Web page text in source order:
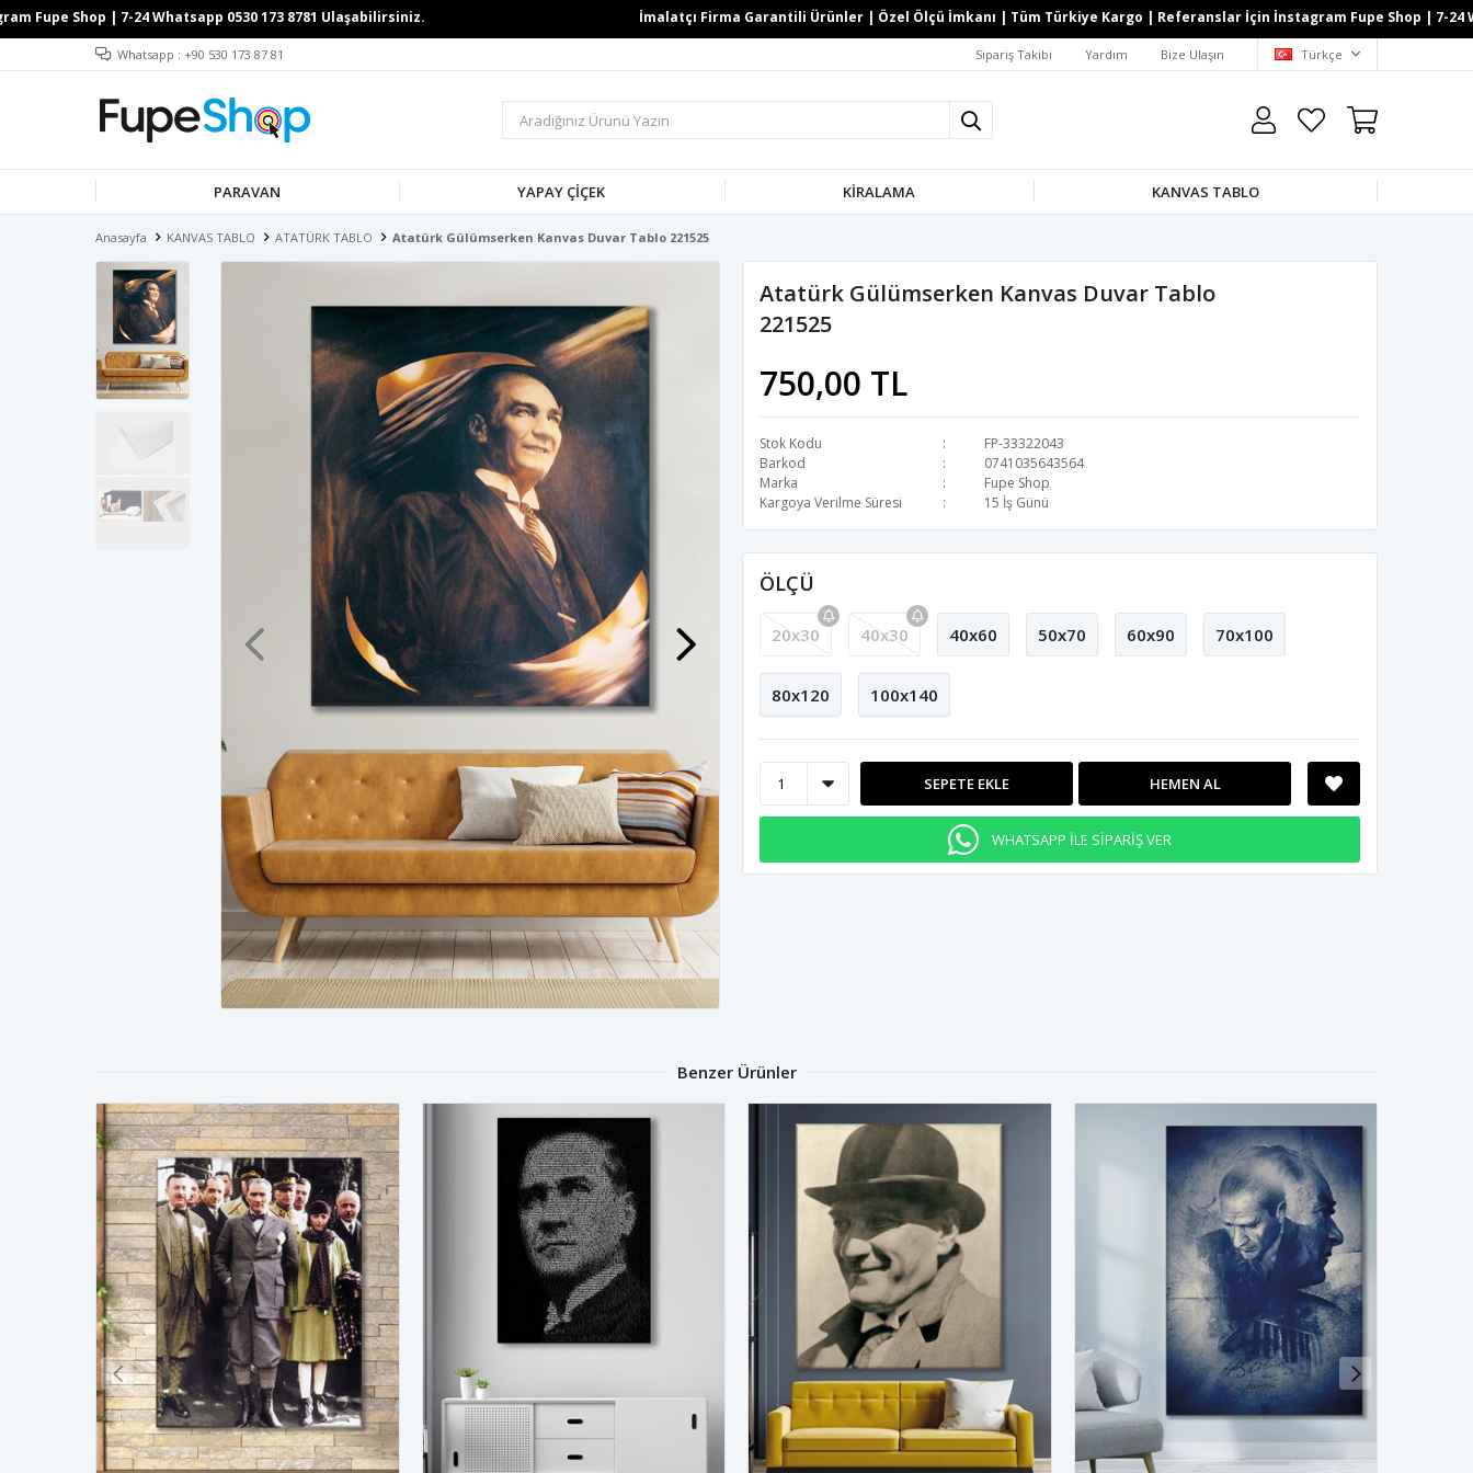
İmalatçı Firma Garantili Ürünler | Özel Ölçü İmkanı | Tüm Türkiye Kargo | Referanslar İçin İnstagram Fupe Shop | 7-24
Whatsapp : +90 530 173 87 81 Sipariş Takibi Yardım Bize Ulaşın Türkçe
PARAVAN YAPAY ÇİÇEK KİRALAMA KANVAS TABLO
Anasayfa KANVAS TABLO ATATÜRK TABLO Atatürk Gülümserken Kanvas Duvar Tablo 221525
Atatürk Gülümserken Kanvas Duvar Tablo
221525
750,00 TL
Stok Kodu
FP-33322043
Barkod
0741035643564
Marka
Fupe Shop
Kargoya Verilme Süresi
15 İş Günü
ÖLÇÜ
20x30 40x30 40x60 50x70 60x90 70x100
80x120 100x140
SEPETE EKLE HEMEN AL
WHATSAPP İLE SİPARİŞ VER
Benzer Ürünler